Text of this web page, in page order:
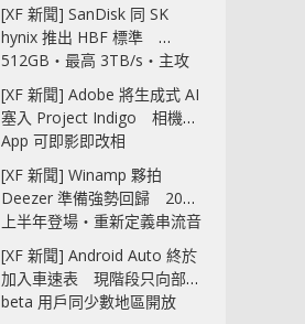
[XF 新聞] SanDisk 同 SK
hynix 推出 HBF 標準
512GB‧最高 3TB/s‧主攻
AI 記憶體
[XF 新聞] Adobe 將生成式 AI
塞入 Project Indigo 相機
App 可即影即改相
[XF 新聞] Winamp 夥拍
Deezer 準備強勢回歸 2027
上半年登場‧重新定義串流音
樂播放器
[XF 新聞] Android Auto 終於
加入車速表 現階段只向部分
beta 用戶同少數地區開放